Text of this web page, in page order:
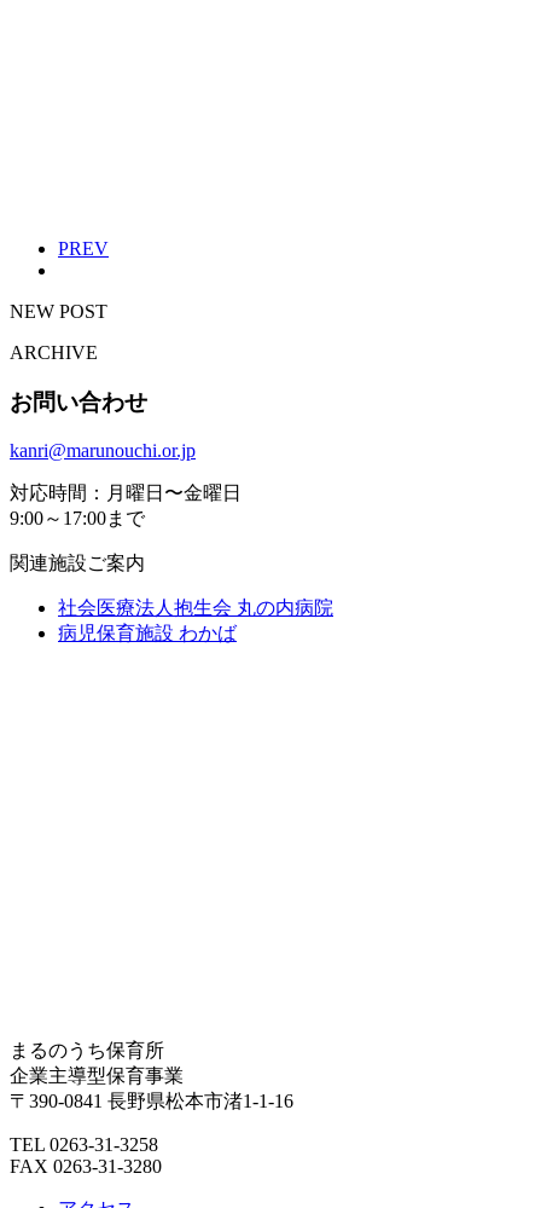
PREV
NEW POST
ARCHIVE
お問い合わせ
kanri@marunouchi.or.jp
対応時間：月曜日〜金曜日
9:00～17:00まで
関連施設ご案内
社会医療法人抱生会 丸の内病院
病児保育施設 わかば
まるのうち保育所
企業主導型保育事業
〒390-0841 長野県松本市渚1-1-16
TEL 0263-31-3258
FAX 0263-31-3280